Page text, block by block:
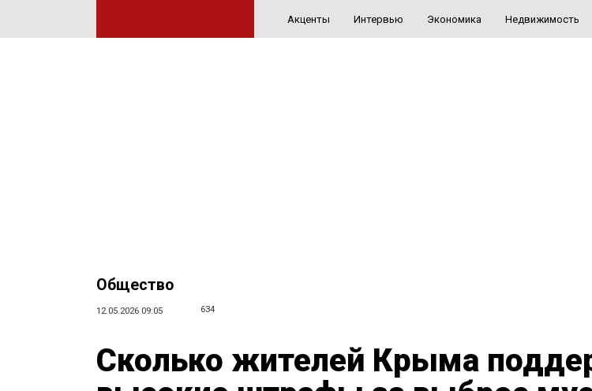
Акценты Интервью Экономика Недвижимость
Общество
12.05.2026 09:05 634
Сколько жителей Крыма